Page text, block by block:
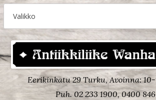
Eerikinkatu 29 Turku, Avoinna: 10-
Puh. 02 233 1900, 0400 846